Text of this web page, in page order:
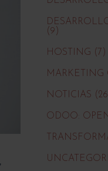
(9)
HOSTING (7)
NOTICIAS
ODOO: